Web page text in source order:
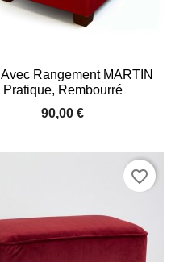
Rangement MARTIN
Pratique, Rembourré
90,00 €
Quick view
+2
favorite_border